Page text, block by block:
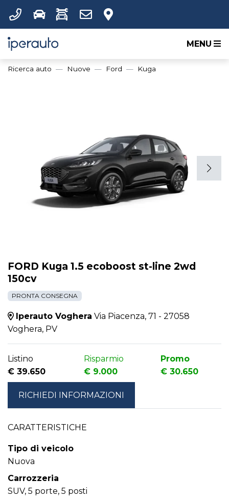
MENU
Ricerca auto Nuove Ford Kuga
FORD Kuga 1.5 ecoboost st-line 2wd
150cv
PRONTA CONSEGNA
Iperauto Voghera Via Piacenza, 71 - 27058
Voghera, PV
Listino
€ 39.650
Risparmio
€ 9.000
Promo
€ 30.650
RICHIEDI INFORMAZIONI
CARATTERISTICHE
Tipo di veicolo
Nuova
Carrozzeria
SUV, 5 porte, 5 posti